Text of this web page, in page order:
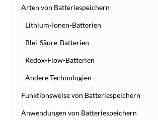
Arten von Batteriespeichern
Lithium-Ionen-Batterien
Blei-Säure-Batterien
Redox-Flow-Batterien
Andere Technologien
Funktionsweise von Batteriespeichern
Anwendungen von Batteriespeichern